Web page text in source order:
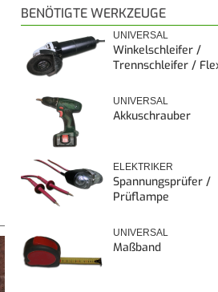
BENÖTIGTE WERKZEUGE
UNIVERSAL
Winkelschleifer /
Trennschleifer /
UNIVERSAL
Akkuschrauber
ELEKTRIKER
Spannungsprüfer /
Prüflampe
UNIVERSAL
Maßband